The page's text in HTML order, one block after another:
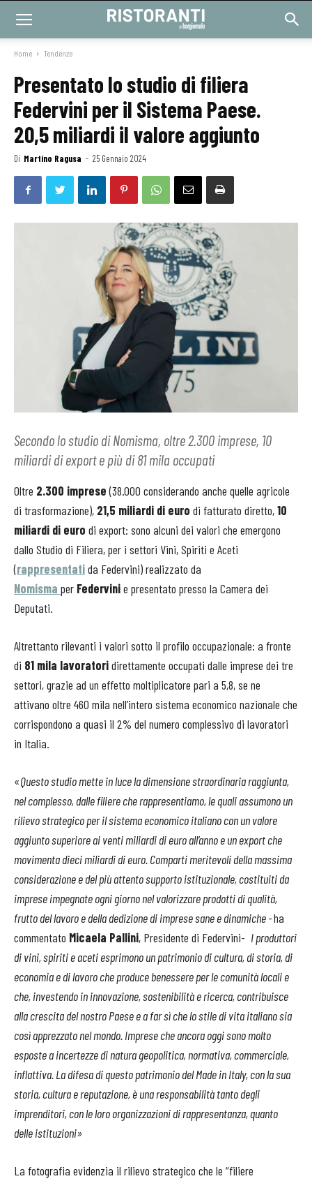
Home Tendenze
Presentato lo studio di filiera
Federvini per il Sistema Paese.
20,5 miliardi il valore aggiunto
Di Martino Ragusa - 25 Gennaio 2024
Secondo lo studio di Nomisma, oltre 2.300 imprese, 10
miliardi di export e più di 81 mila occupati
Oltre 2.300 imprese(38.000 considerando anche quelle agricole
di trasformazione), 21,5 miliardi di euro di fatturato diretto,10
miliardi di euro di export: sono alcuni dei valori che emergono
dallo Studio di Filiera, per i settori Vini, Spiriti e Aceti
(rappresentatida Federvini) realizzato da
Nomisma per Federvinie presentato presso la Camera dei
Deputati.
Altrettanto rilevanti i valori sotto il profilo occupazionale: a fronte
di 81 mila lavoratoridirettamente occupati dalle imprese dei tre
settori, grazie ad un effetto moltiplicatore pari a 5,8, se ne
attivano oltre 460 mila nell’intero sistema economico nazionale che
corrispondono a quasi il 2% del numero complessivo di lavoratori
in Italia.
«Questo studio mette in luce la dimensione straordinaria raggiunta,
nel complesso, dalle filiere che rappresentiamo, le quali assumono un
rilievo strategico per il sistema economico italiano con un valore
aggiunto superiore ai venti miliardi di euro all’anno e un export che
movimenta dieci miliardi di euro. Comparti meritevoli della massima
considerazione e del più attento supporto istituzionale, costituiti da
imprese impegnate ogni giorno nel valorizzare prodotti di qualità,
frutto del lavoro e della dedizione di imprese sane e dinamiche -ha
commentato Micaela Pallini, Presidente di Federvini- I produttori
di vini, spiriti e aceti esprimono un patrimonio di cultura, di storia, di
economia e di lavoro che produce benessere per le comunità locali e
che, investendo in innovazione, sostenibilità e ricerca, contribuisce
alla crescita del nostro Paese e a far sì che lo stile di vita italiano sia
così apprezzato nel mondo.Imprese che ancora oggi sono molto
esposte a incertezze di natura geopolitica, normativa, commerciale,
inflattiva. La difesa di questo patrimonio del Made in Italy, con la sua
storia, cultura e reputazione, è una responsabilità tanto degli
imprenditori, con le loro organizzazioni di rappresentanza, quanto
delle istituzioni»
La fotografia evidenzia il rilievo strategico che le “filiere